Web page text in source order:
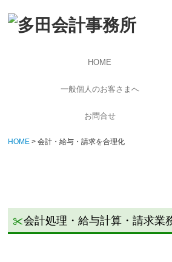
HOME
一般個人のお客さまへ
確定申告
相続
お問合せ
個人情報保護方針
HOME 会計・給与・請求を合理化
会計処理・給与計算・請求業